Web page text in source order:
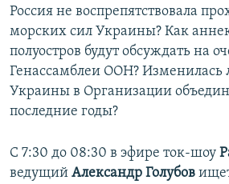
ПОБЕДИТЕЛЕЙ НЕ СУДЯТ?
КРЫМ.НЕПОКОРЕННЫЙ
ELIFBE
УКРАИНСКАЯ ПРОБЛЕМА КРЫМА
ПРИСОЕДИНЯЙТЕСЬ!
Россия не воспрепятствовала
морских сил Украины? Как
полуостров будут обсуждать на
Генассамблеи ООН? Изменилась
Украины в Организации
последние годы?
С 7:30 до 08:30 в эфире ток-шоу
ведущий Александр Голубов